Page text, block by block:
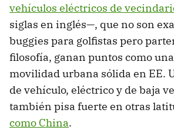
vehículos eléctricos de
siglas en inglés—, que no son
buggies para golfistas pero
filosofía, ganan puntos como
movilidad urbana sólida en EE.
de vehículo, eléctrico y de baja
también pisa fuerte en otras
como China.